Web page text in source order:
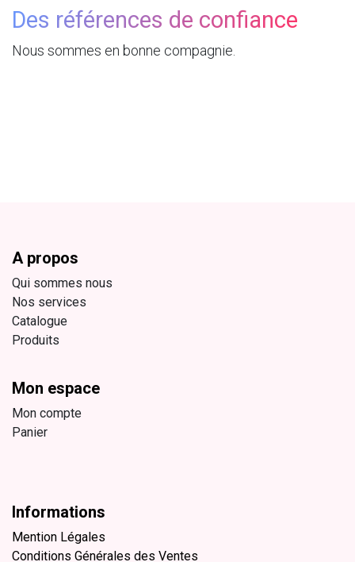
Des références de confiance
Nous sommes en bonne compagnie.
A propos
Qui sommes nous
Nos services
Catalogue
Produits
Mon espace
Mon compte
Panier
Informations
Mention Légales
Conditions Générales des Ventes